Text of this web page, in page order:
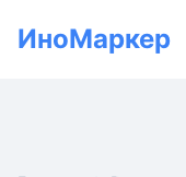
ИноМаркер